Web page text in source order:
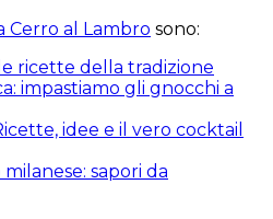
Cerro al Lambro sono:
ricette della tradizione
impastiamo gli gnocchi a
idee e il vero cocktail
milanese: sapori da